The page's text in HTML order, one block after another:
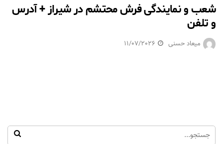
شعب و نمایندگی فرش محتشم در شیراز + آدرس
و تلفن
میعاد حسنی 11/07/2026